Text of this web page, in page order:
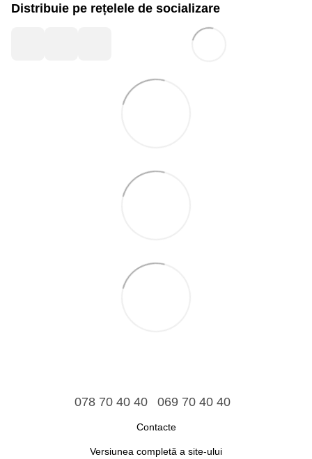
Distribuie pe rețelele de socializare
078 70 40 40 069 70 40 40
Contacte
Versiunea completă a site-ului